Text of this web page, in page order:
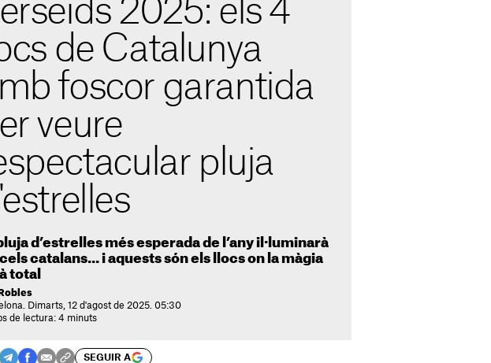
2025: els 4
de Catalunya
foscor garantida
veure
pluja
d’estrelles més esperada de l’any il·luminarà
catalans... i aquests són els llocs on la màgia
total
Dimarts, 12 d'agost de 2025. 05:30
de lectura: 4 minuts
SEGUIR A